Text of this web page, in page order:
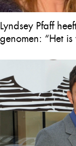
Lyndsey Pfaff
genomen: “Het